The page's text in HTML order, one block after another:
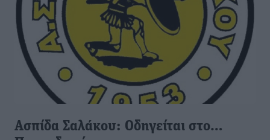
Ασπίδα Σαλάκου: Οδηγείται στο…